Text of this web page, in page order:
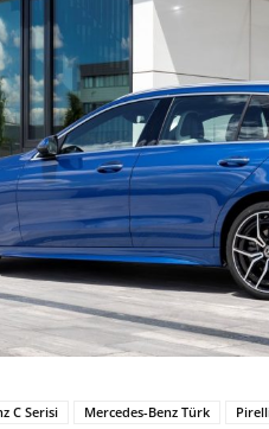
C Serisi Mercedes-Benz Türk